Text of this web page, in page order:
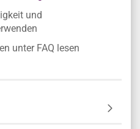
und
unter FAQ lesen